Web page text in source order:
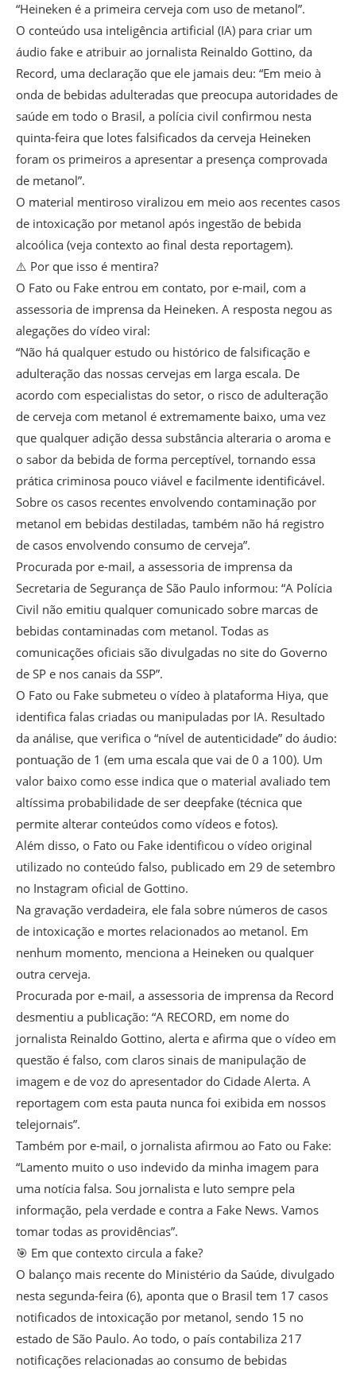
“Heineken é a primeira cerveja com uso de metanol”.
O conteúdo usa inteligência artificial (IA) para criar um
áudio fake e atribuir ao jornalista Reinaldo Gottino, da
Record, uma declaração que ele jamais deu: “Em meio à
onda de bebidas adulteradas que preocupa autoridades de
saúde em todo o Brasil, a polícia civil confirmou nesta
quinta-feira que lotes falsificados da cerveja Heineken
foram os primeiros a apresentar a presença comprovada
de metanol”.
O material mentiroso viralizou em meio aos recentes casos
de intoxicação por metanol após ingestão de bebida
alcoólica (veja contexto ao final desta reportagem).
⚠️ Por que isso é mentira?
O Fato ou Fake entrou em contato, por e-mail, com a
assessoria de imprensa da Heineken. A resposta negou as
alegações do vídeo viral:
“Não há qualquer estudo ou histórico de falsificação e
adulteração das nossas cervejas em larga escala. De
acordo com especialistas do setor, o risco de adulteração
de cerveja com metanol é extremamente baixo, uma vez
que qualquer adição dessa substância alteraria o aroma e
o sabor da bebida de forma perceptível, tornando essa
prática criminosa pouco viável e facilmente identificável.
Sobre os casos recentes envolvendo contaminação por
metanol em bebidas destiladas, também não há registro
de casos envolvendo consumo de cerveja”.
Procurada por e-mail, a assessoria de imprensa da
Secretaria de Segurança de São Paulo informou: “A Polícia
Civil não emitiu qualquer comunicado sobre marcas de
bebidas contaminadas com metanol. Todas as
comunicações oficiais são divulgadas no site do Governo
de SP e nos canais da SSP”.
O Fato ou Fake submeteu o vídeo à plataforma Hiya, que
identifica falas criadas ou manipuladas por IA. Resultado
da análise, que verifica o “nível de autenticidade” do áudio:
pontuação de 1 (em uma escala que vai de 0 a 100). Um
valor baixo como esse indica que o material avaliado tem
altíssima probabilidade de ser deepfake (técnica que
permite alterar conteúdos como vídeos e fotos).
Além disso, o Fato ou Fake identificou o vídeo original
utilizado no conteúdo falso, publicado em 29 de setembro
no Instagram oficial de Gottino.
Na gravação verdadeira, ele fala sobre números de casos
de intoxicação e mortes relacionados ao metanol. Em
nenhum momento, menciona a Heineken ou qualquer
outra cerveja.
Procurada por e-mail, a assessoria de imprensa da Record
desmentiu a publicação: “A RECORD, em nome do
jornalista Reinaldo Gottino, alerta e afirma que o vídeo em
questão é falso, com claros sinais de manipulação de
imagem e de voz do apresentador do Cidade Alerta. A
reportagem com esta pauta nunca foi exibida em nossos
telejornais”.
Também por e-mail, o jornalista afirmou ao Fato ou Fake:
“Lamento muito o uso indevido da minha imagem para
uma notícia falsa. Sou jornalista e luto sempre pela
informação, pela verdade e contra a Fake News. Vamos
tomar todas as providências”.
🎯 Em que contexto circula a fake?
O balanço mais recente do Ministério da Saúde, divulgado
nesta segunda-feira (6), aponta que o Brasil tem 17 casos
notificados de intoxicação por metanol, sendo 15 no
estado de São Paulo. Ao todo, o país contabiliza 217
notificações relacionadas ao consumo de bebidas